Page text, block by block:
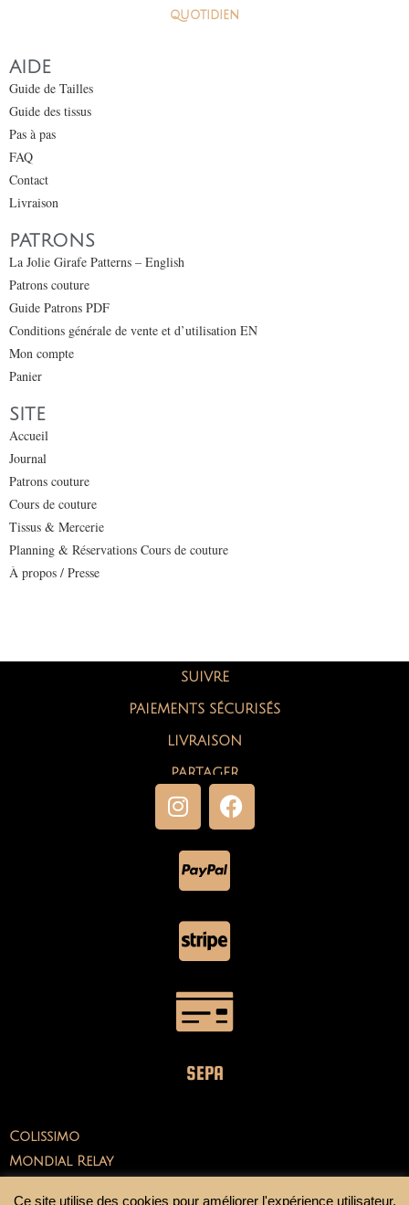
quotidien
AIDE
Guide de Tailles
Guide des tissus
Pas à pas
FAQ
Contact
Livraison
PATRONS
La Jolie Girafe Patterns – English
Patrons couture
Guide Patrons PDF
Conditions générale de vente et d’utilisation EN
Mon compte
Panier
SITE
Accueil
Journal
Patrons couture
Cours de couture
Tissus & Mercerie
Planning & Réservations Cours de couture
À propos / Presse
SUIVRE
PAIEMENTS SÉCURISÉS
LIVRAISON
PARTAGER
SEPA
Colissimo
Mondial Relay
Ce site utilise des cookies pour améliorer l'expérience utilisateur.